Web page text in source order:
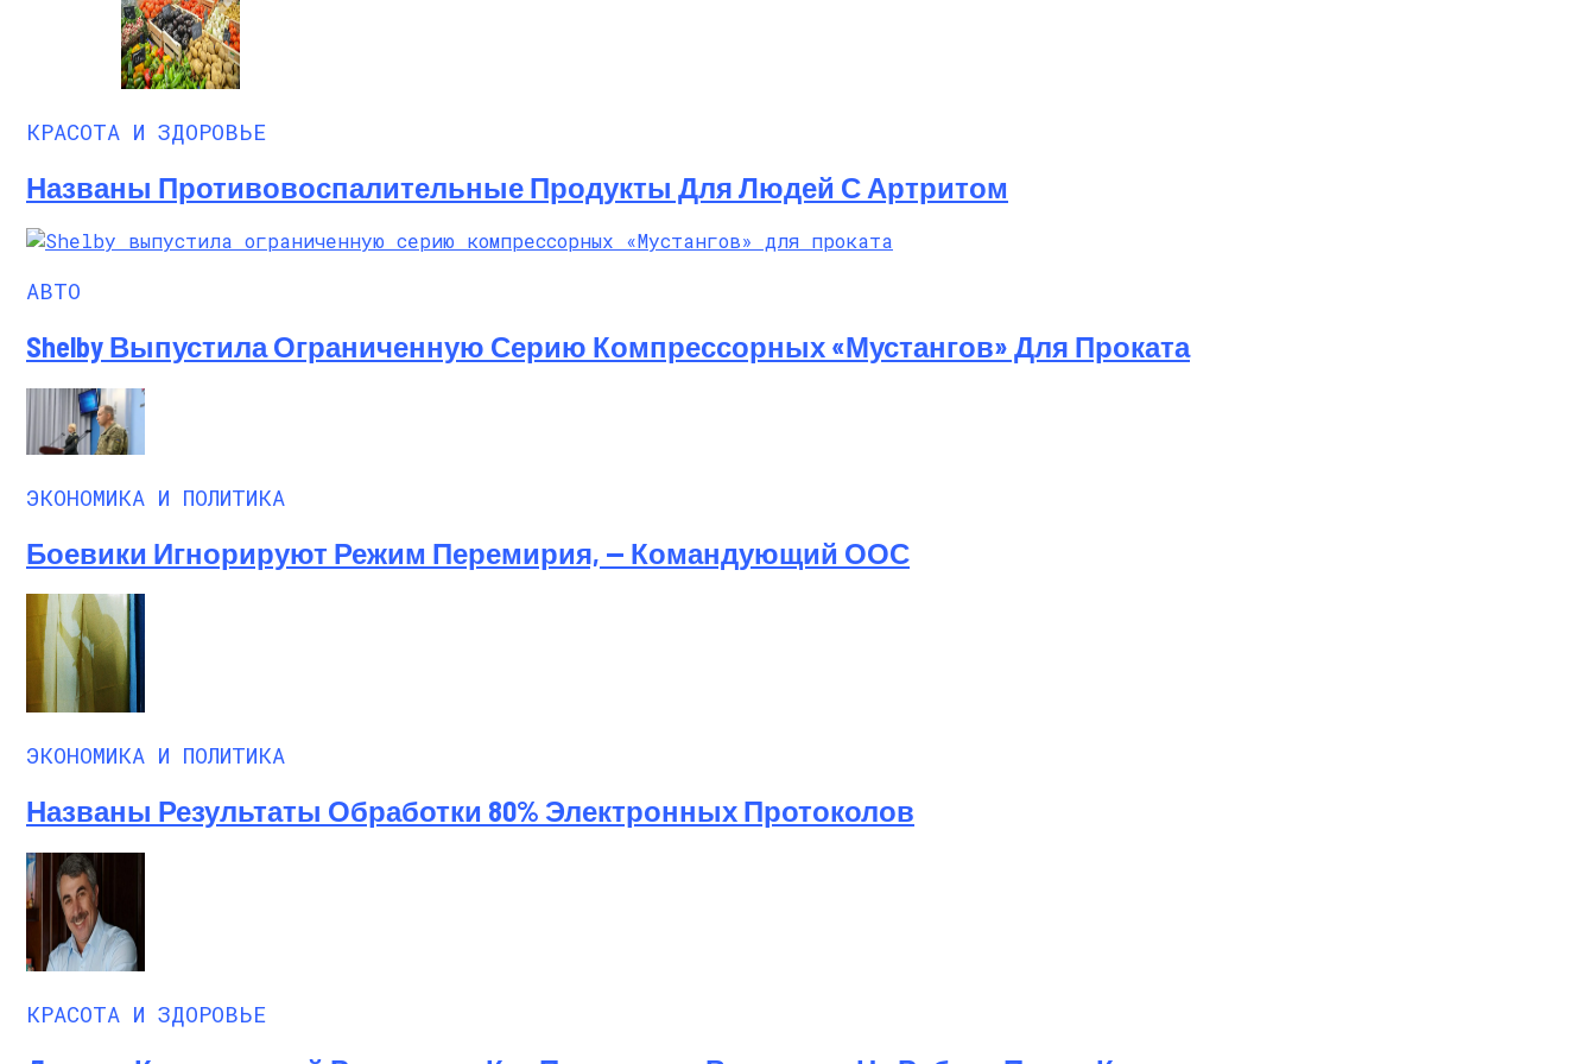
КРАСОТА И ЗДОРОВЬЕ
Названы Противовоспалительные Продукты Для Людей С Артритом
АВТО
Shelby Выпустила Ограниченную Серию Компрессорных «Мустангов» Для Проката
ЭКОНОМИКА И ПОЛИТИКА
Боевики Игнорируют Режим Перемирия, — Командующий ООС
ЭКОНОМИКА И ПОЛИТИКА
Названы Результаты Обработки 80% Электронных Протоколов
КРАСОТА И ЗДОРОВЬЕ